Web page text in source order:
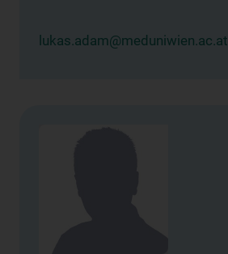
lukas.adam@meduniwien.ac.at